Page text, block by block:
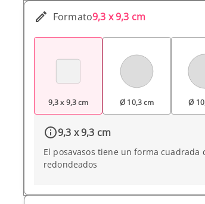
Formato9,3 x 9,3 cm
9,3 x 9,3 cm Ø 10,3 cm Ø
9,3 x 9,3 cm
El posavasos tiene un forma cuadrada
redondeados